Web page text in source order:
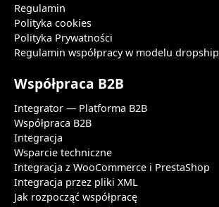
Regulamin
Polityka cookies
Polityka Prywatności
Regulamin współpracy w modelu
Współpraca B2B
Integrator — Platforma B2B
Współpraca B2B
Integracja
Wsparcie techniczne
Integracja z WooCommerce i PrestaShop
Integracja przez pliki XML
Jak rozpocząć współpracę